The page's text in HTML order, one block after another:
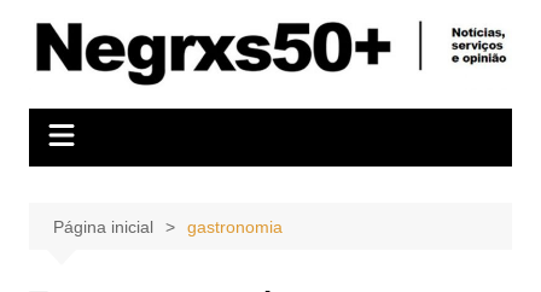
conteúdo
Página inicial gastronomia